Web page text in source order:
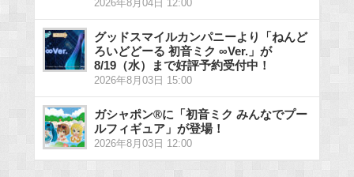
2026年8月04日 12:00
グッドスマイルカンパニーより「ねんど
ろいどどーる 初音ミク ∞Ver.」が
8/19（水）まで好評予約受付中！
2026年8月03日 15:00
ガシャポン®に「初音ミク みんなでプー
ルフィギュア」が登場！
2026年8月03日 12:00